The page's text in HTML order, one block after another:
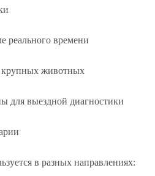
реального времени
крупных животных
для выездной диагностики
в разных направлениях: